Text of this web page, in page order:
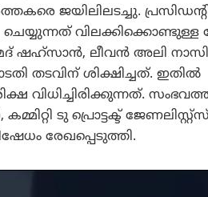
ജയിലിലടച്ചു.
ചെയ്യുന്നത് വിലക്കിക്കൊണ്ടുള്ള
ഷഹ്‌സാൻ, ലീവൻ അലി
തടവിന് ശിക്ഷിച്ചത്. ഇതിൽ
വിധിച്ചിരിക്കുന്നത്.
ടു പ്രൊട്ടക്ട് ജേണലിസ്റ്റ്സ്
രേഖപ്പെടുത്തി.